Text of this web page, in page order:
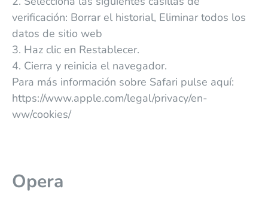
verificación: Borrar el historial, Eliminar todos los
datos de sitio web
3. Haz clic en Restablecer.
4. Cierra y reinicia el navegador.
Para más información sobre Safari pulse aquí:
https://www.apple.com/legal/privacy/en-
ww/cookies/
Opera